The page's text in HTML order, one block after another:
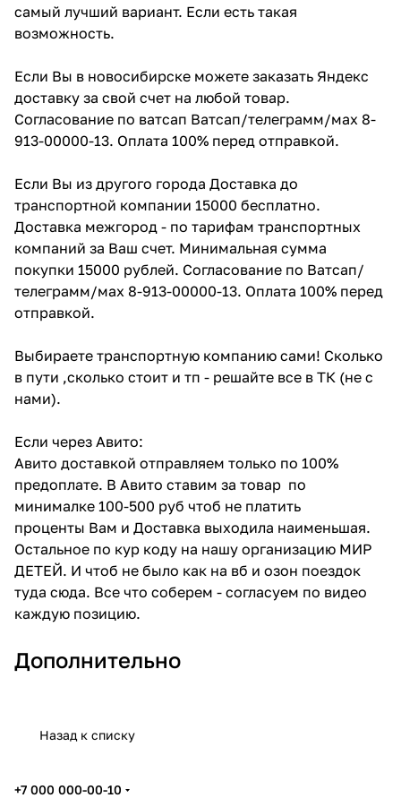
самый лучший вариант. Если есть такая
возможность.
Если Вы в новосибирске можете заказать Яндекс
доставку за свой счет на любой товар.
Согласование по ватсап Ватсап/телеграмм/мах 8-
913-00000-13. Оплата 100% перед отправкой.
Если Вы из другого города Доставка до
транспортной компании 15000 бесплатно.
Доставка межгород - по тарифам транспортных
компаний за Ваш счет. Минимальная сумма
покупки 15000 рублей. Согласование по Ватсап/
телеграмм/мах 8-913-00000-13. Оплата 100% перед
отправкой.
Выбираете транспортную компанию сами! Сколько
в пути ,сколько стоит и тп - решайте все в ТК (не с
нами).
Если через Авито:
Авито доставкой отправляем только по 100%
предоплате. В Авито ставим за товар по
минималке 100-500 руб чтоб не платить
проценты Вам и Доставка выходила наименьшая.
Остальное по кур коду на нашу организацию МИР
ДЕТЕЙ. И чтоб не было как на вб и озон поездок
туда сюда. Все что соберем - согласуем по видео
каждую позицию.
Дополнительно
Назад к списку
+7 000 000-00-10